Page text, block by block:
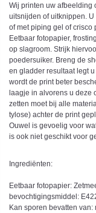
Wij printen uw afbeelding
uitsnijden of uitknippen.
of met piping gel of crisco
Eetbaar fotopapier,
op slagroom. Strijk
poedersuiker. Breng de
en gladder resultaat legt
wordt de print beter
laagje in alvorens u deze
zetten moet bij alle
tylose) achter de print
Ouwel is gevoelig voor
is ook niet geschikt voor
Ingrediënten:
Eetbaar fotopapier:
bevochtigingsmiddel:
Kan sporen bevatten